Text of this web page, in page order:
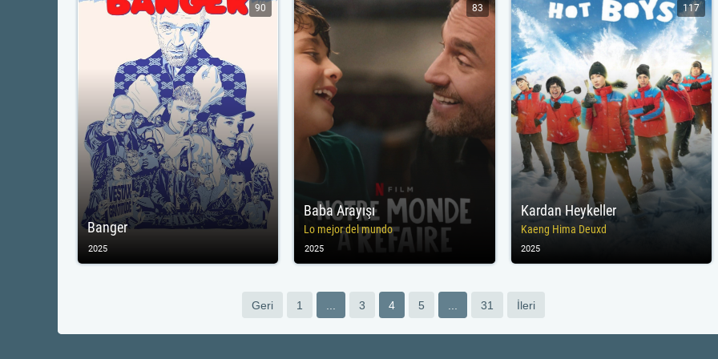
Banger
90
2025
Baba Arayışı
Lo mejor del mundo
83
2025
Kardan Heykeller
Kaeng Hima Deuxd
117
2025
Geri 1 3 4 5 31 İleri